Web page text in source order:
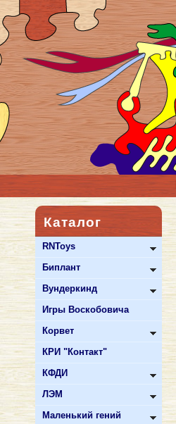
Каталог
RNToys
Биплант
Вундеркинд
Игры Воскобовича
Корвет
КРИ "Контакт"
КФДИ
ЛЭМ
Маленький гений